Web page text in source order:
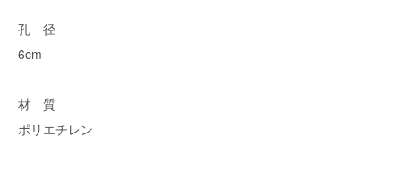
孔 径
6cm
材 質
ポリエチレン